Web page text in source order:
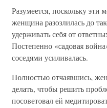
Разумеется, поскольку эти
женщина разозлилась до
удерживать себя от
Постепенно «садовая
соседями усиливалась.
Полностью отчаявшись,
делать, чтобы решить
посоветовал ей